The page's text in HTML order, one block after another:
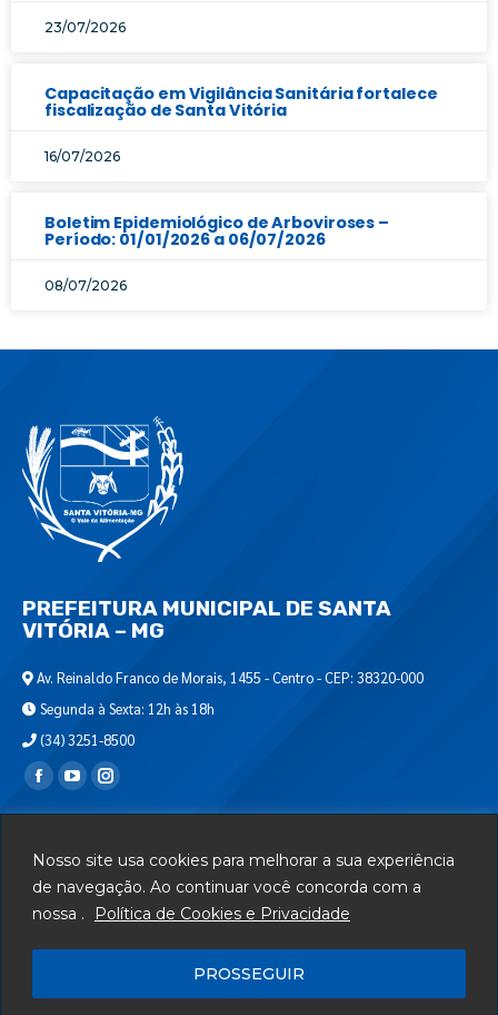
Nosso site usa cookies para melhorar a sua experiência
de navegação. Ao continuar você concorda com a
nossa .
Política de Cookies e Privacidade
PROSSEGUIR
23/07/2026
Capacitação em Vigilância Sanitária fortalece
fiscalização de Santa Vitória
16/07/2026
Boletim Epidemiológico de Arboviroses –
Período: 01/01/2026 a 06/07/2026
08/07/2026
PREFEITURA MUNICIPAL DE SANTA
VITÓRIA – MG
Av. Reinaldo Franco de Morais, 1455 - Centro - CEP: 38320-000
Segunda à Sexta: 12h às 18h
(34) 3251-8500
Encontre-nos em:
Departamento de T.I.
Serviços
Telefones Úteis